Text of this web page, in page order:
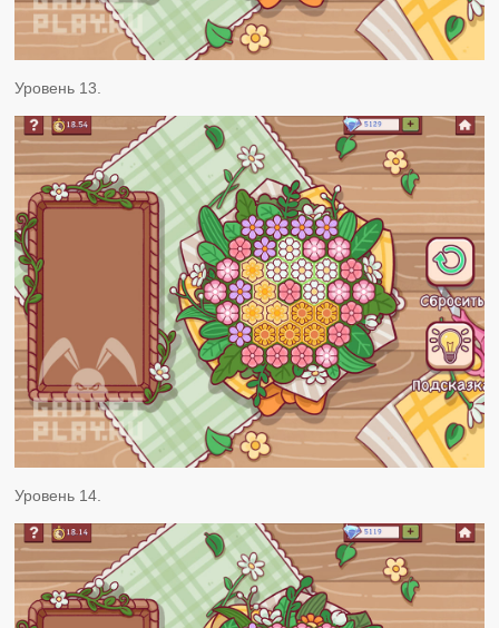
Уровень 13.
Уровень 14.